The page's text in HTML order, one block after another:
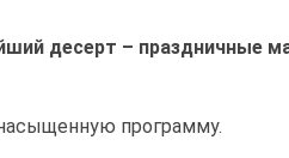
десерт –
программу.